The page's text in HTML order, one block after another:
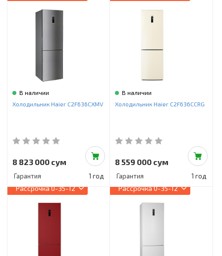
В наличии
Холодильник Haier C2F636CXMV
8 823 000 сум
Гарантия 1 год
В наличии
Холодильник Haier C2F636CCRG
8 559 000 сум
Гарантия 1 год
Рассрочка0-35-12 Рассрочка0-35-12